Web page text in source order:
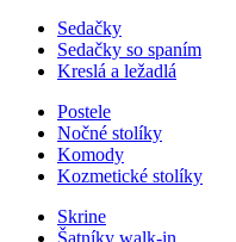
Sedačky
Sedačky so spaním
Kreslá a ležadlá
Postele
Nočné stolíky
Komody
Kozmetické stolíky
Skrine
Šatníky walk-in